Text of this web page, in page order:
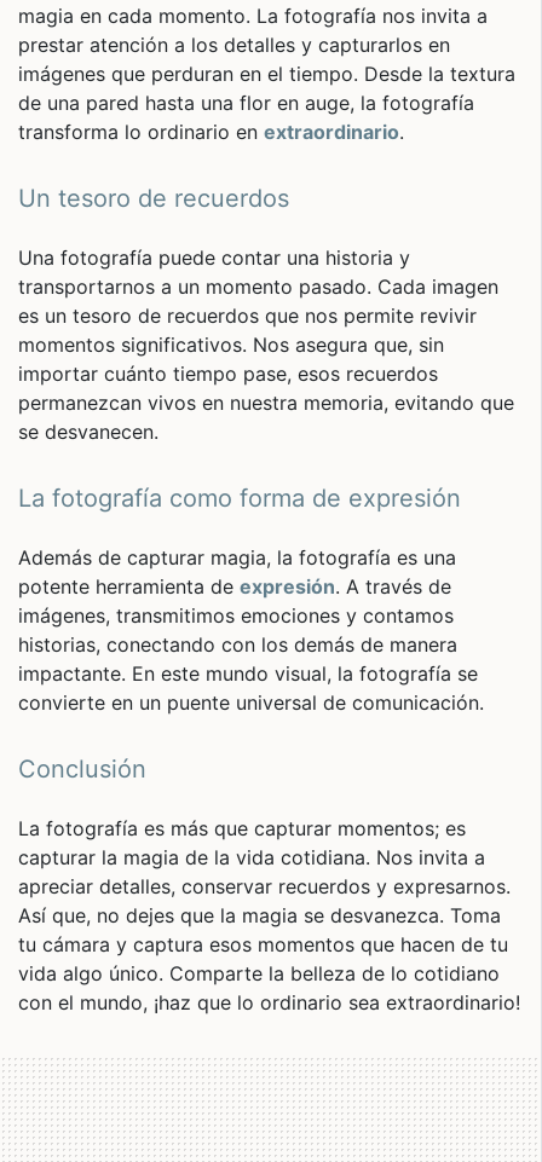
magia en cada momento. La fotografía nos invita a
prestar atención a los detalles y capturarlos en
imágenes que perduran en el tiempo. Desde la textura
de una pared hasta una flor en auge, la fotografía
transforma lo ordinario en extraordinario.
Un tesoro de recuerdos
Una fotografía puede contar una historia y
transportarnos a un momento pasado. Cada imagen
es un tesoro de recuerdos que nos permite revivir
momentos significativos. Nos asegura que, sin
importar cuánto tiempo pase, esos recuerdos
permanezcan vivos en nuestra memoria, evitando que
se desvanecen.
La fotografía como forma de expresión
Además de capturar magia, la fotografía es una
potente herramienta de expresión. A través de
imágenes, transmitimos emociones y contamos
historias, conectando con los demás de manera
impactante. En este mundo visual, la fotografía se
convierte en un puente universal de comunicación.
Conclusión
La fotografía es más que capturar momentos; es
capturar la magia de la vida cotidiana. Nos invita a
apreciar detalles, conservar recuerdos y expresarnos.
Así que, no dejes que la magia se desvanezca. Toma
tu cámara y captura esos momentos que hacen de tu
vida algo único. Comparte la belleza de lo cotidiano
con el mundo, ¡haz que lo ordinario sea extraordinario!